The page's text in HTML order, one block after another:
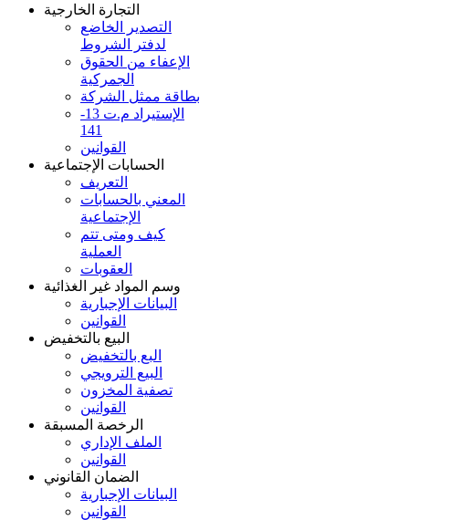
التجارة الخارجية
التصدير الخاضع
لدفتر الشروط
الإعفاء من الحقوق
الجمركية
بطاقة ممثل الشركة
الإستيراد م.ت 13-
141
القوانين
الحسابات الإجتماعية
التعريف
المعني بالحسابات
الإجتماعية
كيف ومتى تتم
العملية
العقوبات
وسم المواد غير الغذائية
البيانات الإجبارية
القوانين
البيع بالتخفيض
البع بالتخفيض
البيع الترويجي
تصفية المخزون
القوانين
الرخصة المسبقة
الملف الإداري
القوانين
الضمان القانوني
البيانات الإجبارية
القوانين